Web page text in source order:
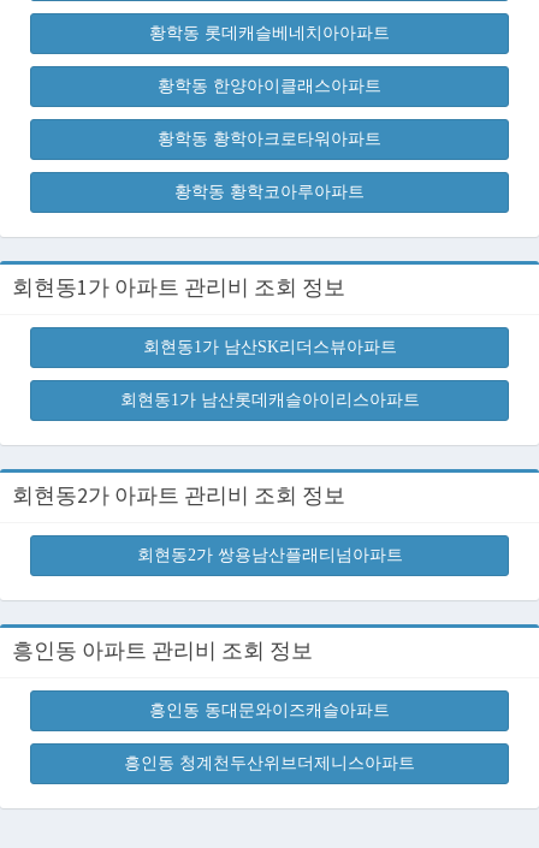
황학동 롯데캐슬베네치아아파트
황학동 한양아이클래스아파트
황학동 황학아크로타워아파트
황학동 황학코아루아파트
회현동1가 아파트 관리비 조회 정보
회현동1가 남산SK리더스뷰아파트
회현동1가 남산롯데캐슬아이리스아파트
회현동2가 아파트 관리비 조회 정보
회현동2가 쌍용남산플래티넘아파트
흥인동 아파트 관리비 조회 정보
흥인동 동대문와이즈캐슬아파트
흥인동 청계천두산위브더제니스아파트